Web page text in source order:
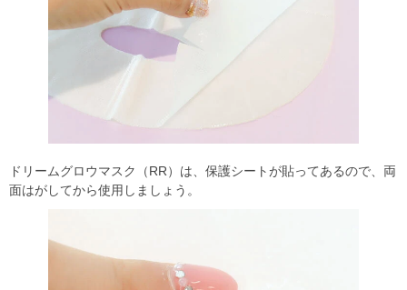
ドリームグロウマスク（RR）は、保護シートが貼ってあるので、両
面はがしてから使用しましょう。